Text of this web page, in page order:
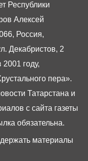
Республики
Алексей
Россия,
Декабристов, 2
году,
пера».
Татарстана и
с сайта газеты
обязательна.
материалы